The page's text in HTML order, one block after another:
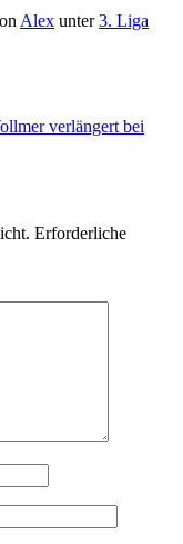
Alex unter3. Liga
verlängert bei
Erforderliche